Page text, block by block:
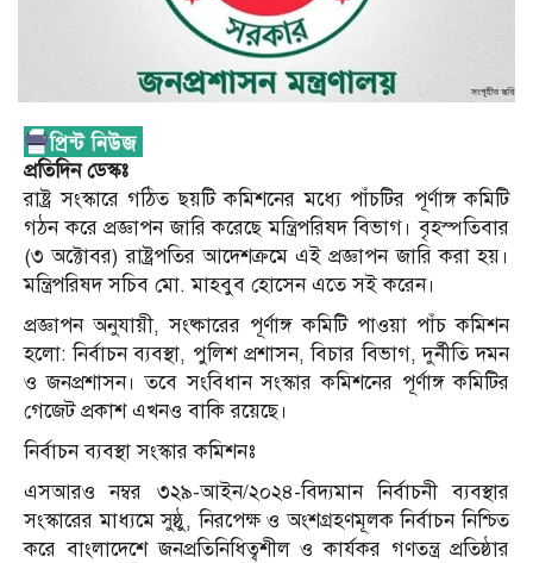
প্রতিদিন ডেস্কঃ
রাষ্ট্র সংস্কারে গঠিত ছয়টি কমিশনের মধ্যে পাঁচটির পূর্ণাঙ্গ কমিটি
গঠন করে প্রজ্ঞাপন জারি করেছে মন্ত্রিপরিষদ বিভাগ। বৃহস্পতিবার
(৩ অক্টোবর) রাষ্ট্রপতির আদেশক্রমে এই প্রজ্ঞাপন জারি করা হয়।
মন্ত্রিপরিষদ সচিব মো. মাহবুব হোসেন এতে সই করেন।
প্রজ্ঞাপন অনুযায়ী, সংষ্কারের পূর্ণাঙ্গ কমিটি পাওয়া পাঁচ কমিশন
হলো: নির্বাচন ব্যবস্থা, পুলিশ প্রশাসন, বিচার বিভাগ, দুর্নীতি দমন
ও জনপ্রশাসন। তবে সংবিধান সংস্কার কমিশনের পূর্ণাঙ্গ কমিটির
গেজেট প্রকাশ এখনও বাকি রয়েছে।
নির্বাচন ব্যবস্থা সংস্কার কমিশনঃ
এসআরও নম্বর ৩২৯-আইন/২০২৪-বিদ্যমান নির্বাচনী ব্যবস্থার
সংস্কারের মাধ্যমে সুষ্ঠু, নিরপেক্ষ ও অংশগ্রহণমূলক নির্বাচন নিশ্চিত
করে বাংলাদেশে জনপ্রতিনিধিত্বশীল ও কার্যকর গণতন্ত্র প্রতিষ্ঠার